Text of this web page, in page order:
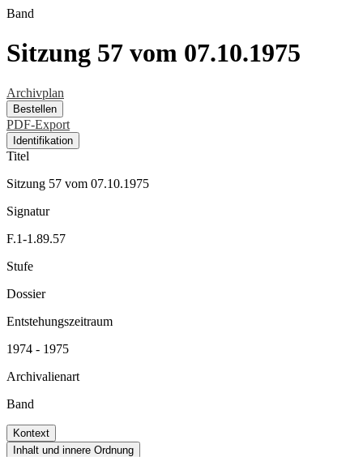
Band
Sitzung 57 vom 07.10.1975
Archivplan
Bestellen
PDF-Export
Identifikation
Titel
Sitzung 57 vom 07.10.1975
Signatur
F.1-1.89.57
Stufe
Dossier
Entstehungszeitraum
1974 - 1975
Archivalienart
Band
Kontext
Inhalt und innere Ordnung